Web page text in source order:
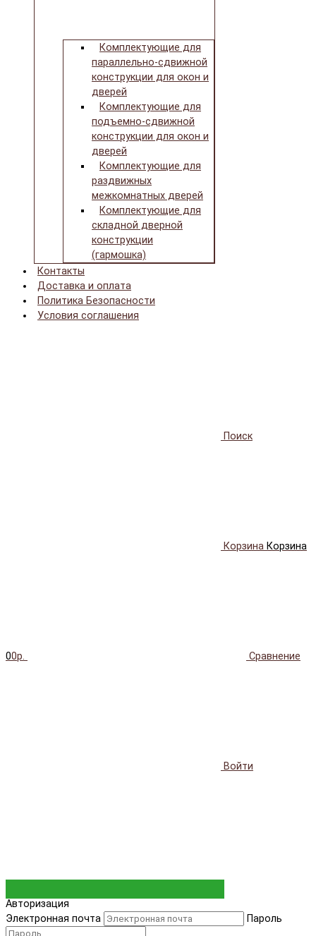
Комплектующие для
параллельно-сдвижной
конструкции для окон и
дверей
Комплектующие для
подъемно-сдвижной
конструкции для окон и
дверей
Комплектующие для
раздвижных
межкомнатных дверей
Комплектующие для
складной дверной
конструкции
(гармошка)
Контакты
Доставка и оплата
Политика Безопасности
Условия соглашения
Поиск
Корзина Корзина
00р. Сравнение
Войти
Авторизация
Электронная почта
Пароль